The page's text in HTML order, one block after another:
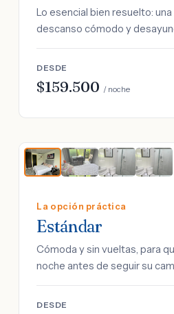
Lo esencial bien resuelto: una
descanso cómodo y
DESDE
$159.500 / noche
La opción práctica
Estándar
Cómoda y sin vueltas, para
noche antes de seguir su
DESDE